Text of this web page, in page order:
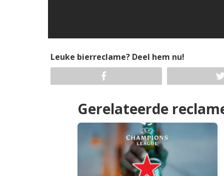
Leuke bierreclame? Deel hem nu!
Gerelateerde